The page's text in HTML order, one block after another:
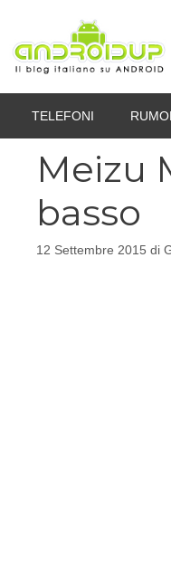
contenuto
TELEFONI
Meizu
basso
12 Settembre 2015 di